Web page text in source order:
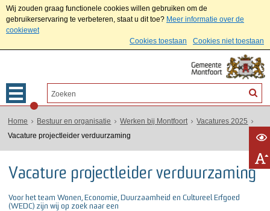
Wij zouden graag functionele cookies willen gebruiken om de
gebruikerservaring te verbeteren, staat u dit toe? Meer informatie over de
cookiewet
Cookies toestaan
Cookies niet toestaan
Home Bestuur en organisatie Werken bij Montfoort
Vacatures 2025
Vacature projectleider verduurzaming
Vacature projectleider verduurzaming
Voor het team Wonen, Economie, Duurzaamheid en Cultureel Erfgoed
(WEDC) zijn wij op zoek naar een